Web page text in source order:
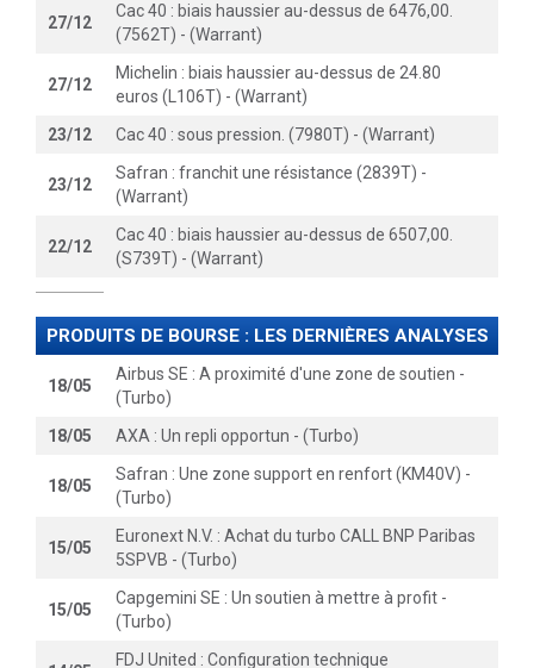
27/12
Cac 40 : biais haussier au-dessus de 6476,00.
(7562T) - (Warrant)
27/12
Michelin : biais haussier au-dessus de 24.80
euros (L106T) - (Warrant)
23/12
Cac 40 : sous pression. (7980T) - (Warrant)
23/12
Safran : franchit une résistance (2839T) -
(Warrant)
22/12
Cac 40 : biais haussier au-dessus de 6507,00.
(S739T) - (Warrant)
PRODUITS DE BOURSE : LES DERNIÈRES ANALYSES
18/05
Airbus SE : A proximité d'une zone de soutien -
(Turbo)
18/05
AXA : Un repli opportun - (Turbo)
18/05
Safran : Une zone support en renfort (KM40V) -
(Turbo)
15/05
Euronext N.V. : Achat du turbo CALL BNP Paribas
5SPVB - (Turbo)
15/05
Capgemini SE : Un soutien à mettre à profit -
(Turbo)
FDJ United : Configuration technique